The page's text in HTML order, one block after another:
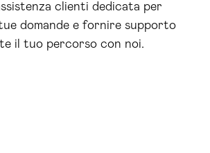
clienti dedicata per
domande e fornire supporto
il tuo percorso con noi.